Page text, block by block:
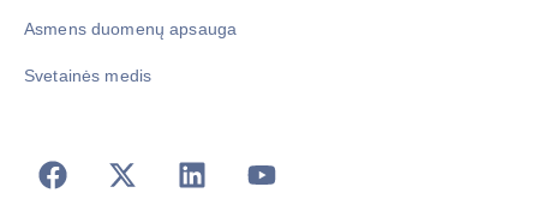
Asmens duomenų apsauga
Svetainės medis